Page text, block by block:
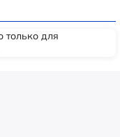
только для